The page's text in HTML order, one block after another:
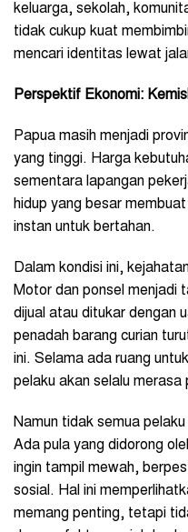
keluarga, sekolah,
tidak cukup kuat
mencari identitas lewat
Perspektif Ekonomi:
Papua masih menjadi
yang tinggi. Harga
sementara lapangan
hidup yang besar
instan untuk bertahan.
Dalam kondisi ini,
Motor dan ponsel menjadi
dijual atau ditukar dengan
penadah barang curian
ini. Selama ada ruang
pelaku akan selalu merasa
Namun tidak semua
Ada pula yang didorong
ingin tampil mewah,
sosial. Hal ini
memang penting, tetapi